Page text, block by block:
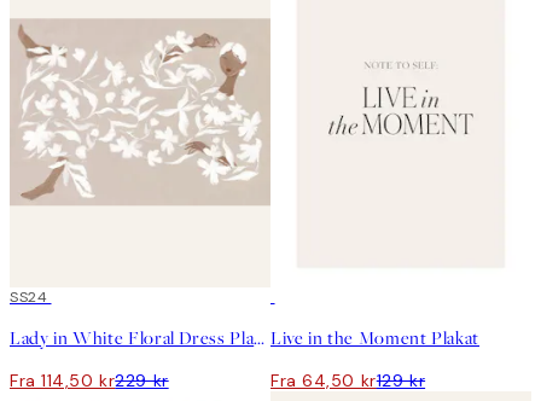
50%*
SS24
Lady in White Floral Dress Plakat
Fra 114,50 kr229 kr
Live in the Moment Plakat
Fra 64,50 kr129 kr